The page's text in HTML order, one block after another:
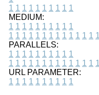
1 1 1 1 1 1 1 1 1 1
MEDIUM:
1 1 1 1 1 1 1 1 1 1
1 1 1 1 1 1 1 1 1 1 1 1 1 1
PARALLELS:
1 1 1 1 1 1 1 1 1 1
1 1 1 1 1 1 1 1 1 1 1 1 1 1
URL PARAMETER:
1 1 1 1 1 1 1 1 1 1